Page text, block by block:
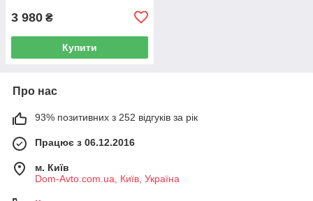
3 980 ₴
Купити
Про нас
93% позитивних з 252 відгуків за рік
Працює з 06.12.2016
м. Київ
Dom-Avto.com.ua, Київ, Україна